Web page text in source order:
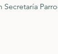
Secretaría